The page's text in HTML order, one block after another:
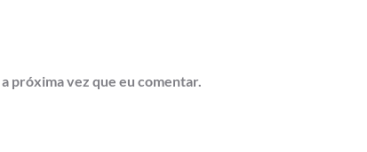
próxima vez que eu comentar.